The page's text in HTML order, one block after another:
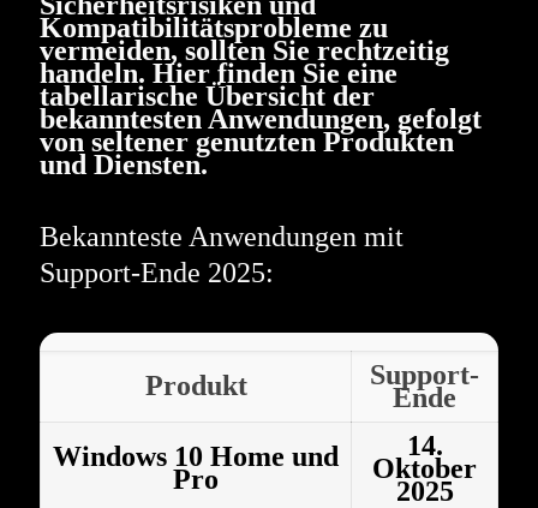
Kompatibilitätsprobleme zu
vermeiden, sollten Sie rechtzeitig
handeln. Hier finden Sie eine
tabellarische Übersicht der
bekanntesten Anwendungen, gefolgt
von seltener genutzten Produkten
und Diensten.
Bekannteste Anwendungen mit
Support-Ende 2025:
Produkt Support-
Ende
Windows 10 Home und
Pro
14.
Oktober
2025